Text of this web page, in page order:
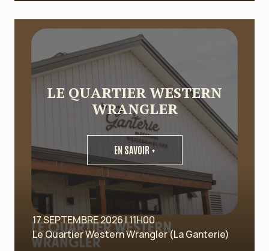
LE QUARTIER WESTERN
WRANGLER
EN SAVOIR +
17 SEPTEMBRE 2026 | 11H00
Le Quartier Western Wrangler (La Ganterie)